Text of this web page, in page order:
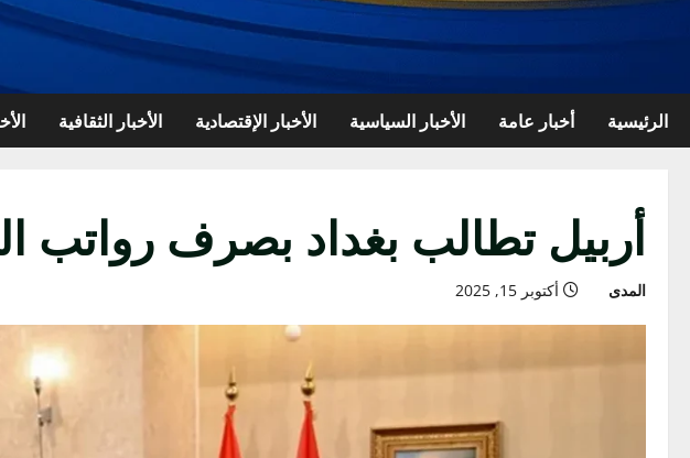
الرئيسية أخبار عامة الأخبار السياسية الأخبار الإقتصادية الأخبار الثقافية
أربيل تطالب بغداد بصرف رواتب
المدى أكتوبر 15, 2025